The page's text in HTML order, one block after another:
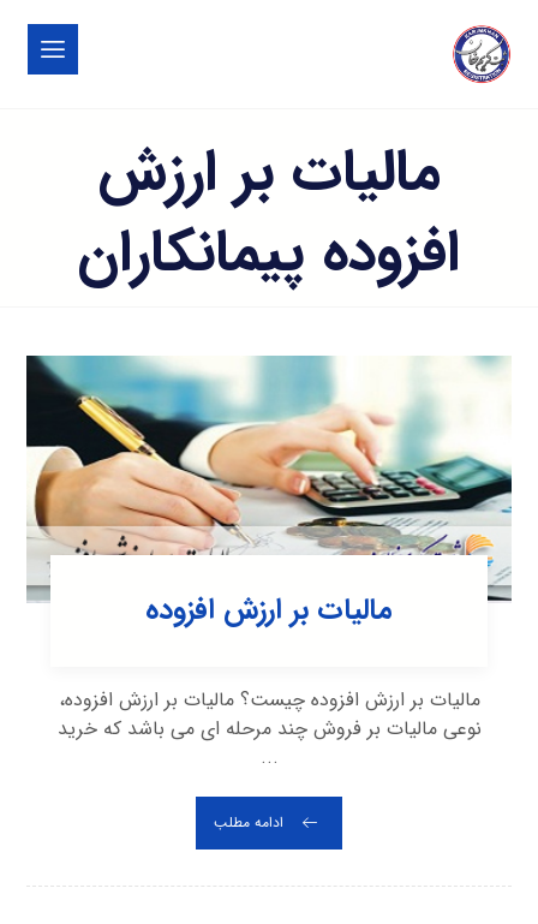
مالیات بر ارزش
افزوده پیمانکاران
مالیات بر ارزش افزوده
ماليات بر ارزش افزوده چیست؟ ماليات بر ارزش افزوده،
نوعی ماليات بر فروش چند مرحله ای می باشد كه خريد
...
ادامه مطلب